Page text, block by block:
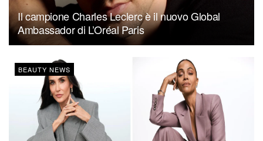
Il campione Charles Leclerc è il nuovo Global
Ambassador di L’Oréal Paris
BEAUTY NEWS